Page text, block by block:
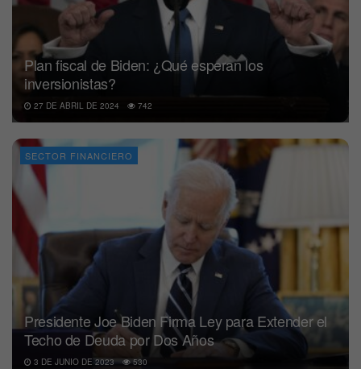
Plan fiscal de Biden: ¿Qué esperan los
inversionistas?
27 DE ABRIL DE 2024 742
SECTOR FINANCIERO
Presidente Joe Biden Firma Ley para Extender el
Techo de Deuda por Dos Años
3 DE JUNIO DE 2023 530